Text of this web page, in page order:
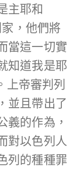
主耶和
，他們將
當這一切實
知道我是耶
上帝審判列
並且帶出了
義的作為，
對以色列人
列的種種罪